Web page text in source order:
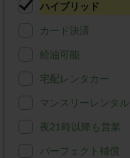
ハイブリッド
カード決済
給油可能
宅配レンタカー
マンスリーレンタル
夜21時以降も営業
パーフェクト補償